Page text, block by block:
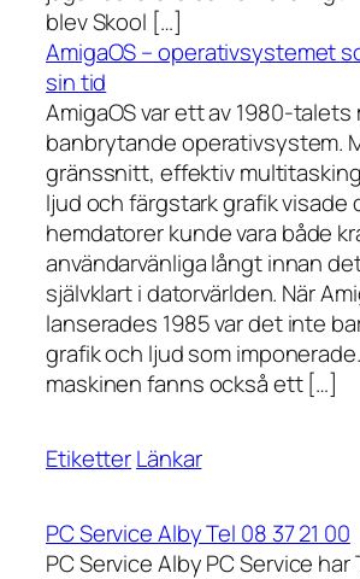
blev Skool […]
AmigaOS – operativsystemet
sin tid
AmigaOS var ett av 1980-talets
banbrytande operativsystem.
gränssnitt, effektiv
ljud och färgstark grafik visade
hemdatorer kunde vara både
användarvänliga långt innan
självklart i datorvärlden. När
lanserades 1985 var det inte
grafik och ljud som
maskinen fanns också ett […]
EtiketterLänkar
PC Service Alby Tel 08 37 21 00
PC Service Alby PC Service